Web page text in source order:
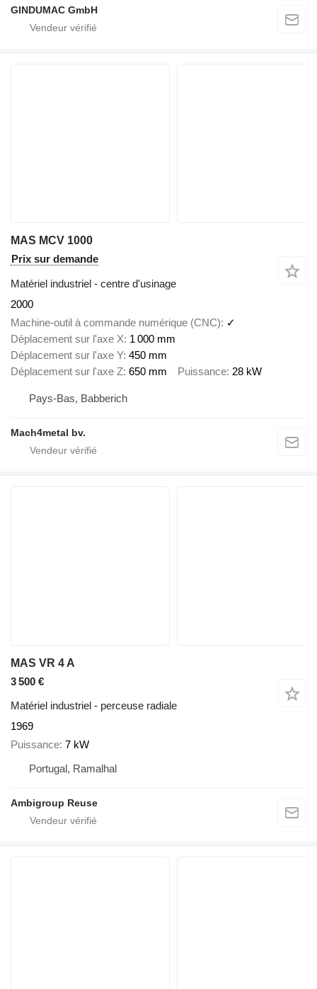
GINDUMAC GmbH
MAS MCV 1000
Prix sur demande
Matériel industriel - centre d'usinage
2000
Machine-outil à commande numérique (CNC)
✓
Déplacement sur l'axe X 1 000 mm
Déplacement sur l'axe Y 450 mm
Déplacement sur l'axe Z 650 mm Puissance 28 kW
Pays-Bas, Babberich
Mach4metal bv.
MAS VR 4 A
3 500 €
Matériel industriel - perceuse radiale
1969
Puissance 7 kW
Portugal, Ramalhal
Ambigroup Reuse